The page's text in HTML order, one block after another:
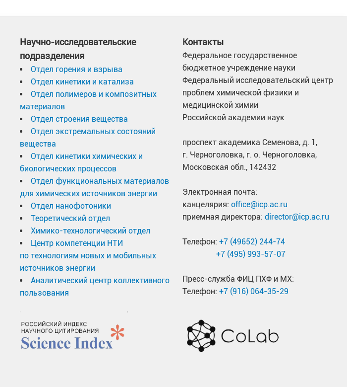
Научно-исследовательские
подразделения
Отдел горения и взрыва
Отдел кинетики и катализа
Отдел полимеров и композитных
материалов
Отдел строения вещества
Отдел экстремальных состояний
вещества
Отдел кинетики химических и
биологических процессов
Отдел функциональных материалов
для химических источников энергии
Отдел нанофотоники
Теоретический отдел
Химико-технологический отдел
Центр компетенции НТИ
по технологиям новых и мобильных
источников энергии
Аналитический центр коллективного
пользования
Контакты
Федеральное государственное
бюджетное учреждение науки
Федеральный исследовательский центр
проблем химической физики и
медицинской химии
Российской академии наук
проспект академика Семенова, д. 1,
г. Черноголовка, г. о. Черноголовка,
Московская обл., 142432
Электронная почта:
канцелярия: office@icp.ac.ru
приемная директора: director@icp.ac.ru
Телефон: +7 (49652) 244-74
+7 (495) 993-57-07
Пресс-служба ФИЦ ПХФ и МХ:
Телефон: +7 (916) 064-35-29